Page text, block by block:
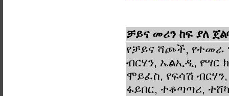
ቻይና መሪን ከፍ ያለ
የቻይና ሻጮች, የተመራ
ብርሃን, ኤልኢዲ, የሣር
ሞይፈስ, የፍሳሽ
ፋይበር, ተቆጣጣሪ,